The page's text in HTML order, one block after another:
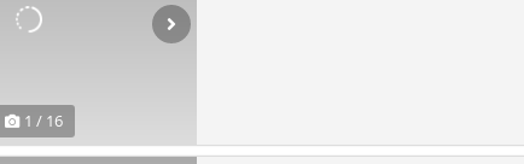
1 / 16